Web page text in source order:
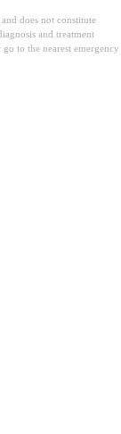
does not constitute
and treatment
to the nearest emergency